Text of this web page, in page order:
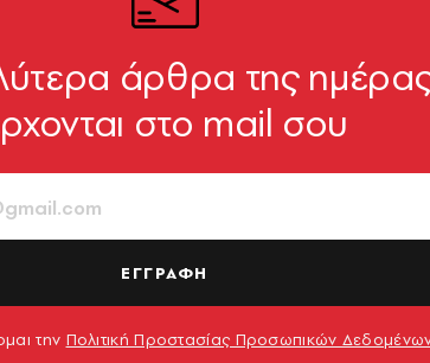
άρθρα της
στο mail σου
ΕΓΓΡΑΦΗ
την Πολιτική Προστασίας Προσωπικών